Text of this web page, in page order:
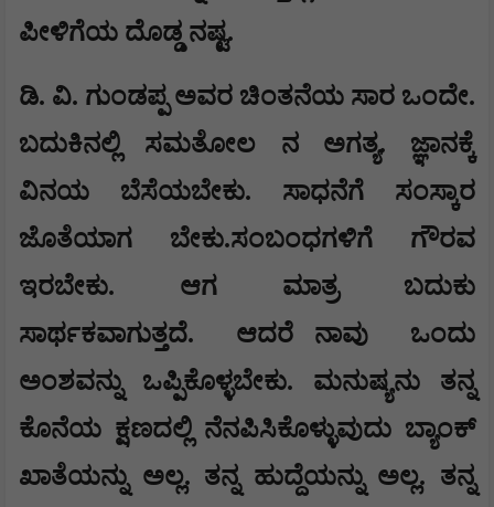
ಪೀಳಿಗೆಯ ದೊಡ್ಡ ನಷ್ಟ.
ಡಿ. ವಿ. ಗುಂಡಪ್ಪ ಅವರ ಚಿಂತನೆಯ ಸಾರ ಒಂದೇ.
ಬದುಕಿನಲ್ಲಿ ಸಮತೋಲ ನ ಅಗತ್ಯ. ಜ್ಞಾನಕ್ಕೆ
ವಿನಯ ಬೆಸೆಯಬೇಕು. ಸಾಧನೆಗೆ ಸಂಸ್ಕಾರ
ಜೊತೆಯಾಗ ಬೇಕು.ಸಂಬಂಧಗಳಿಗೆ ಗೌರವ
ಇರಬೇಕು. ಆಗ ಮಾತ್ರ ಬದುಕು
ಸಾರ್ಥಕವಾಗುತ್ತದೆ.
ಆದರೆ ನಾವು
ಒಂದು
ಅಂಶವನ್ನು ಒಪ್ಪಿಕೊಳ್ಳಬೇಕು. ಮನುಷ್ಯನು ತನ್ನ
ಕೊನೆಯ ಕ್ಷಣದಲ್ಲಿ ನೆನಪಿಸಿಕೊಳ್ಳುವುದು ಬ್ಯಾಂಕ್
ಖಾತೆಯನ್ನು ಅಲ್ಲ. ತನ್ನ ಹುದ್ದೆಯನ್ನು ಅಲ್ಲ. ತನ್ನ